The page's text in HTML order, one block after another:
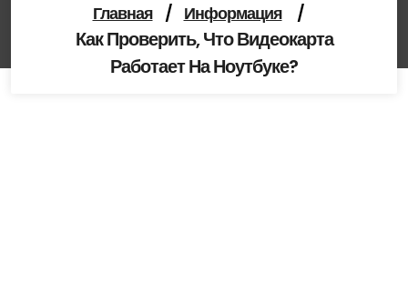
Главная / Информация /
Как Проверить, Что Видеокарта
Работает На Ноутбуке?